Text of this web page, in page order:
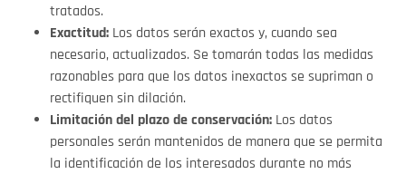
tratados.
Exactitud: Los datos serán exactos y, cuando sea
necesario, actualizados. Se tomarán todas las medidas
razonables para que los datos inexactos se supriman o
rectifiquen sin dilación.
Limitación del plazo de conservación: Los datos
personales serán mantenidos de manera que se permita
la identificación de los interesados durante no más